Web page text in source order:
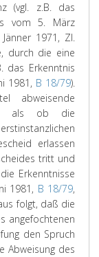
(vgl. z.B. das
vom 5. März
1971, Zl.
durch die eine
das Erkenntnis
1981, B 18/79).
abweisende
als ob die
erlassen
tritt und
Erkenntnisse
1981, B 18/79,
folgt, daß die
angefochtenen
den Spruch
Abweisung des